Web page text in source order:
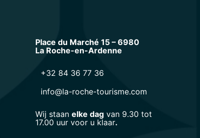
Place du Marché 15 – 6980
La Roche-en-Ardenne
+32 84 36 77 36
info@la-roche-tourisme.com
Wij staan elke dagvan 9.30 tot
17.00 uur voor u klaar.